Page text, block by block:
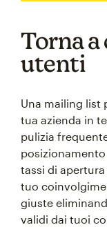
Torna
utenti
Una mailing list
tua azienda in
pulizia
posizionamento
tassi di
tuo
giuste
validi dai tuoi